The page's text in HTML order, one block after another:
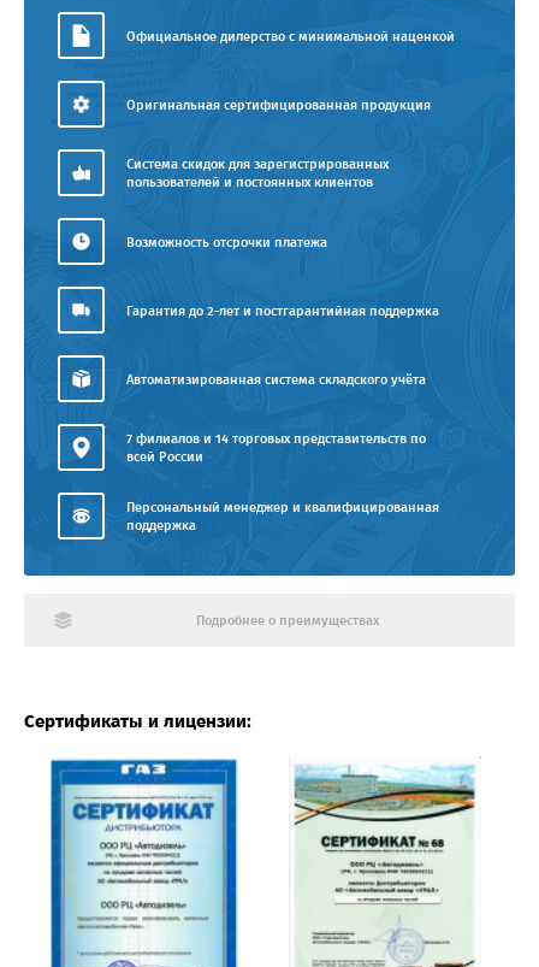
Официальное дилерство с минимальной наценкой
Оригинальная сертифицированная продукция
Система скидок для зарегистрированных
пользователей и постоянных клиентов
Возможность отсрочки платежа
Гарантия до 2-лет и постгарантийная поддержка
Автоматизированная система складского учёта
7 филиалов и 14 торговых представительств по
всей России
Персональный менеджер и квалифицированная
поддержка
Подробнее о преимуществах
Сертификаты и лицензии: